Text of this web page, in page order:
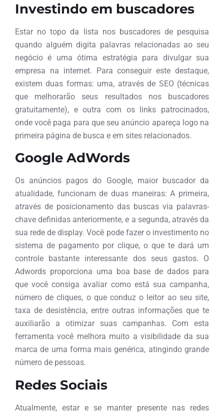
Investindo em buscadores
Estar no topo da lista nos buscadores de pesquisa
quando alguém digita palavras relacionadas ao seu
negócio é uma ótima estratégia para divulgar sua
empresa na internet. Para conseguir este destaque,
existem duas formas: uma, através de SEO (técnicas
que melhorarão seus resultados nos buscadores
gratuitamente), e outra com os links patrocinados,
onde você paga para que seu anúncio apareça logo na
primeira página de busca e em sites relacionados.
Google AdWords
Os anúncios pagos do Google, maior buscador da
atualidade, funcionam de duas maneiras: A primeira,
através de posicionamento das buscas via palavras-
chave definidas anteriormente, e a segunda, através da
sua rede de display. Você pode fazer o investimento no
sistema de pagamento por clique, o que te dará um
controle bastante interessante dos seus gastos. O
Adwords proporciona uma boa base de dados para
que você consiga avaliar como está sua campanha,
número de cliques, o que conduz o leitor ao seu site,
taxa de desistência, entre outras informações que te
auxiliarão a otimizar suas campanhas. Com esta
ferramenta você melhora muito a visibilidade da sua
marca de uma forma mais genérica, atingindo grande
número de pessoas.
Redes Sociais
Atualmente, estar e se manter presente nas redes